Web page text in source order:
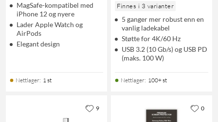
MagSafe-kompatibel med
iPhone 12 og nyere
Lader Apple Watch og
AirPods
Elegant design
Nettlager: 1 st
Finnes i 3 varianter
5 ganger mer robust enn en
vanlig ladekabel
Støtte for 4K/60 Hz
USB 3.2 (10 Gb/s) og USB PD
(maks. 100 W)
Nettlager: 100+ st
9 0